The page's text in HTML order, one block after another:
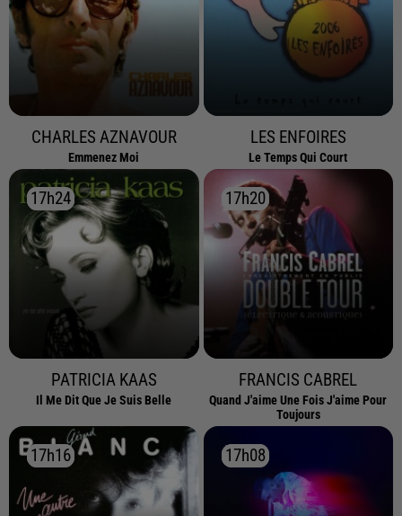
CHARLES AZNAVOUR
Emmenez Moi
LES ENFOIRES
Le Temps Qui Court
17h24
17h24
PATRICIA KAAS
Il Me Dit Que Je Suis Belle
17h20
17h20
FRANCIS CABREL
Quand J'aime Une Fois J'aime Pour
Toujours
17h16
17h16 17h08
17h08